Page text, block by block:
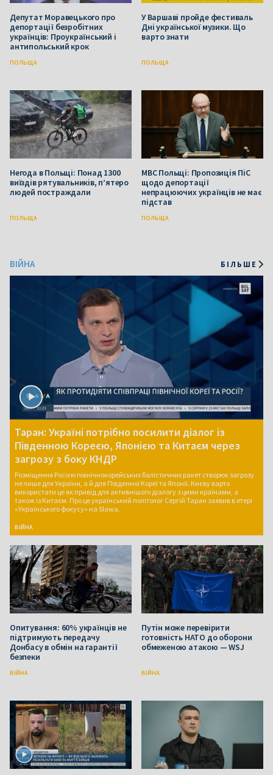
Депутат Моравецького про
депортації безробітних
українців: Проукраїнський і
антипольський крок
ПОЛЬЩА
У Варшаві пройде фестиваль
Дні української музики. Що
варто знати
ПОЛЬЩА
Негода в Польщі: Понад 1300
виїздів рятувальників, п’ятеро
людей постраждали
ПОЛЬЩА
МВС Польщі: Пропозиція ПіС
щодо депортації
непрацюючих українців не має
підстав
ПОЛЬЩА
ВІЙНА БІЛЬШЕ
Таран: Україні потрібно посилити діалог із
Південною Кореєю, Японією та Китаєм через
загрозу з боку КНДР
Розміщення Росією північнокорейських балістичних ракет створює загрозу
не лише для України, а й для Південної Кореї та Японії. Києву варто
використати це як привід для активнішого діалогу з цими країнами, а
також із Китаєм. Про це український політолог Сергій Таран заявив в етері
«Українського фокусу» на Slawa.
ВІЙНА
Опитування: 60% українців не
підтримують передачу
Донбасу в обмін на гарантії
безпеки
ВІЙНА
Путін може перевірити
готовність НАТО до оборони
обмеженою атакою — WSJ
ВІЙНА